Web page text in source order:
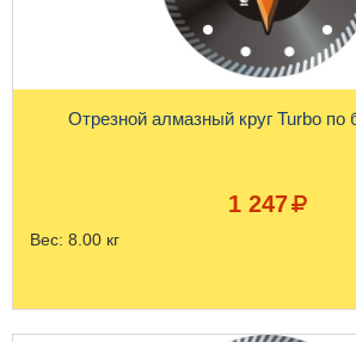
Отрезной алмазный круг Turbo по
1 247
Вес: 8.00 кг